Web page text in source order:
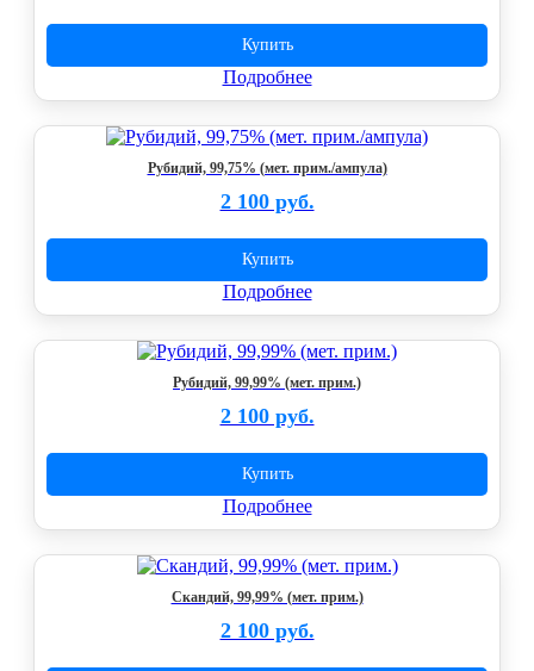
Купить
Подробнее
Рубидий, 99,75% (мет. прим./ампула)
2 100 руб.
Купить
Подробнее
Рубидий, 99,99% (мет. прим.)
2 100 руб.
Купить
Подробнее
Скандий, 99,99% (мет. прим.)
2 100 руб.